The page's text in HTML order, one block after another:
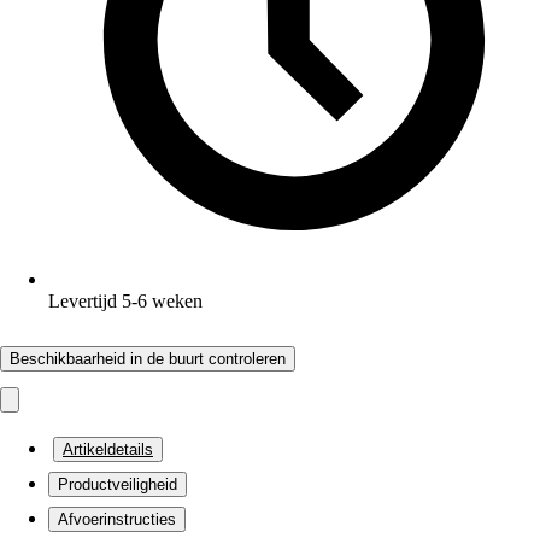
Levertijd 5-6 weken
Beschikbaarheid in de buurt controleren
Artikeldetails
Productveiligheid
Afvoerinstructies